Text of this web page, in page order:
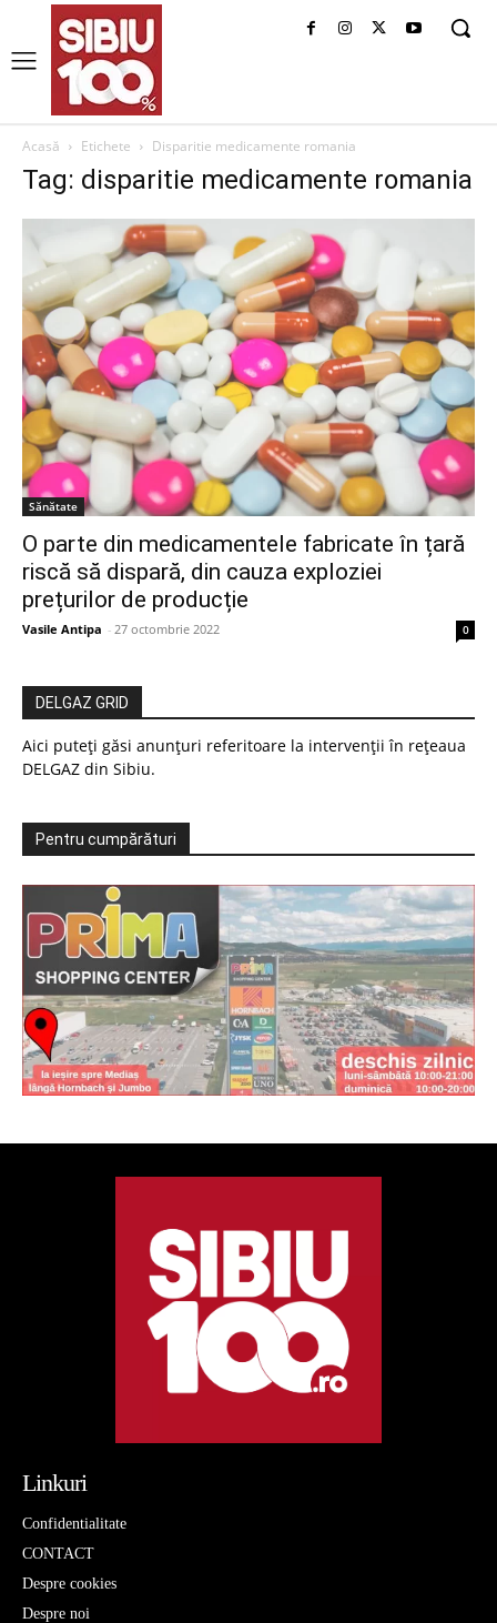
Acasă Etichete Disparitie medicamente romania
Tag: disparitie medicamente romania
Sănătate
O parte din medicamentele fabricate în țară
riscă să dispară, din cauza exploziei
prețurilor de producție
Vasile Antipa - 27 octombrie 2022 0
DELGAZ GRID
Aici puteți găsi anunțuri referitoare la intervenții în rețeaua
DELGAZ din Sibiu.
Pentru cumpărături
Linkuri
Confidentialitate
CONTACT
Despre cookies
Despre noi